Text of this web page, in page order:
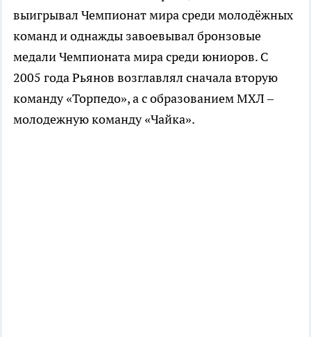
выигрывал Чемпионат мира среди молодёжных
команд и однажды завоевывал бронзовые
медали Чемпионата мира среди юниоров. С
2005 года Рьянов возглавлял сначала вторую
команду «Торпедо», а с образованием МХЛ –
молодежную команду «Чайка».